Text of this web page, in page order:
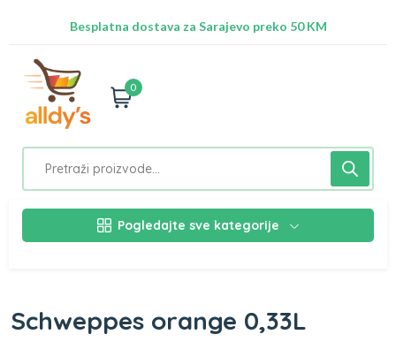
Besplatna dostava za Sarajevo preko 50 KM
0
Pogledajte sve kategorije
Schweppes orange 0,33L